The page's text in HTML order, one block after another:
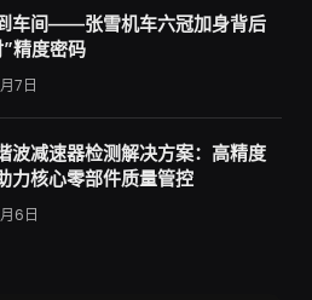
车间——张雪机车六冠加身背后
精度密码
7日
波减速器检测解决方案：高精度
力核心零部件质量管控
6日